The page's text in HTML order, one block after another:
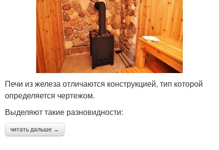
Печи из железа отличаются конструкцией, тип которой
определяется чертежом.
Выделяют такие разновидности:
читать дальше →